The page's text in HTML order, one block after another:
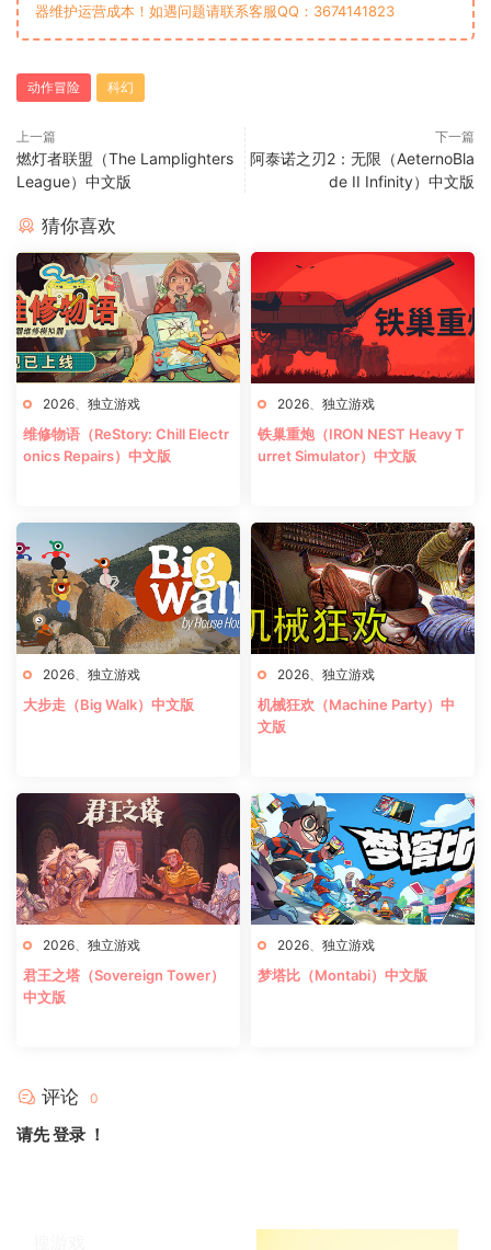
器维护运营成本！如遇问题请联系客服QQ：3674141823
动作冒险 科幻
上一篇
燃灯者联盟（The Lamplighters
League）中文版
下一篇
阿泰诺之刃2：无限（AeternoBla
de II Infinity）中文版
猜你喜欢
2026 独立游戏
维修物语（ReStory: Chill Electr
onics Repairs）中文版
2026 独立游戏
铁巢重炮（IRON NEST Heavy T
urret Simulator）中文版
2026 独立游戏
大步走（Big Walk）中文版
2026 独立游戏
机械狂欢（Machine Party）中
文版
2026 独立游戏
君王之塔（Sovereign Tower）
中文版
2026 独立游戏
梦塔比（Montabi）中文版
评论 0
请先登录 ！